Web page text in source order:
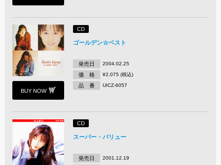
BUY NOW
CD
ゴールデン☆ベスト
発売日 2004.02.25
価 格 ¥2,075 (税込)
品 番 UICZ-6057
CD
スーパー・バリュー
発売日 2001.12.19